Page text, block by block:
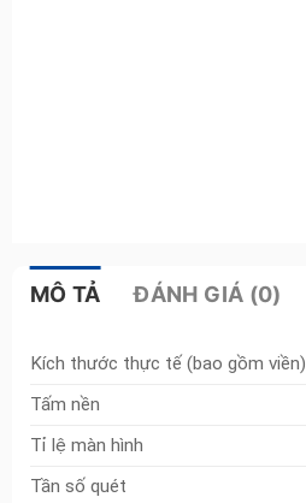
MÔ TẢ ĐÁNH GIÁ (0)
Kích thước thực tế (bao gồm viền)
Tấm nền
Tỉ lệ màn hình
Tần số quét